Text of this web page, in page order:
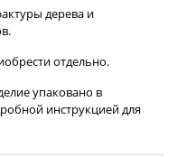
дерева и
отдельно.
упаковано в
инструкцией для